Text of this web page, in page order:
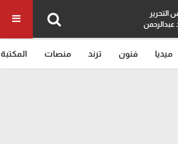
التحرير
ميديا فنون ترند منصات المكتبة